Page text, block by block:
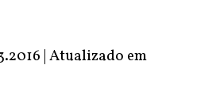
| Atualizado em